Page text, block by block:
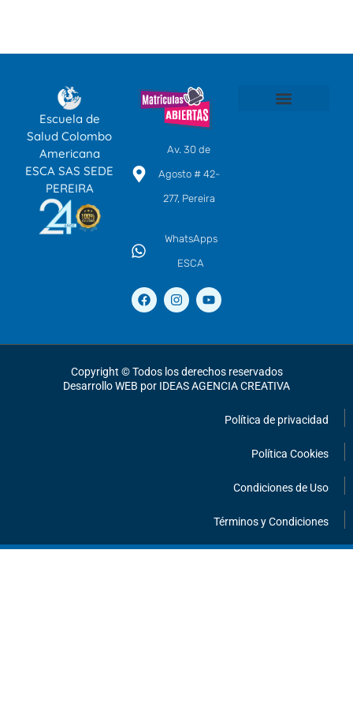
Escuela de
Salud Colombo
Americana
ESCA SAS SEDE
PEREIRA
Av. 30 de
Agosto # 42-
277, Pereira
WhatsApps
ESCA
F
a
b
o
k
I
n
a
r
a
m
Y
o
u
e
Copyright © Todos los derechos reservados
Desarrollo WEB por IDEAS AGENCIA CREATIVA
Política de privacidad
Política Cookies
Condiciones de Uso
Términos y Condiciones